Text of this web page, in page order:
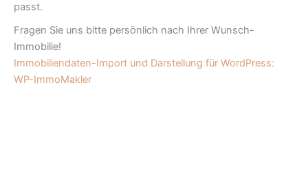
passt.
Fragen Sie uns bitte persönlich nach Ihrer Wunsch-
Immobilie!
Immobiliendaten-Import und Darstellung für WordPress:
WP-ImmoMakler